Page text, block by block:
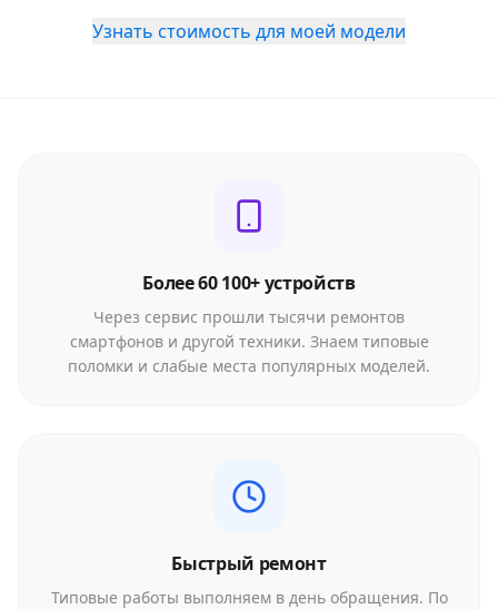
Узнать стоимость для моей модели
Более 60 100+ устройств
Через сервис прошли тысячи ремонтов
смартфонов и другой техники. Знаем типовые
поломки и слабые места популярных моделей.
Быстрый ремонт
Типовые работы выполняем в день обращения. По